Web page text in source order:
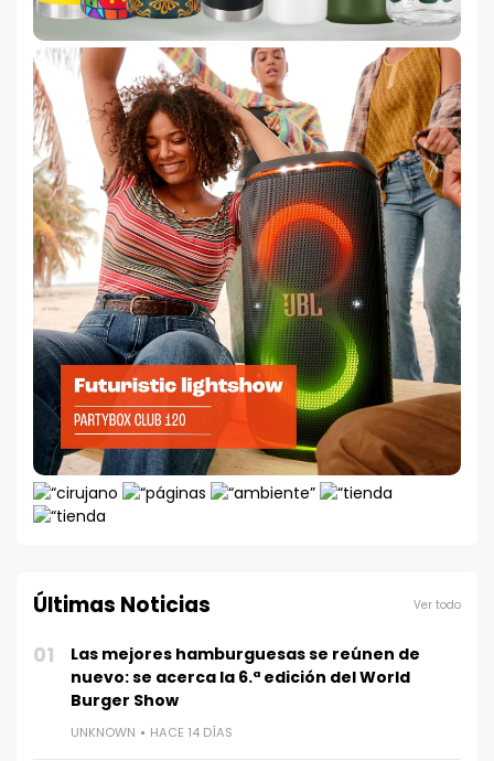
Últimas Noticias Ver todo
01
Las mejores hamburguesas se reúnen de
nuevo: se acerca la 6.ª edición del World
Burger Show
UNKNOWN HACE 14 DÍAS